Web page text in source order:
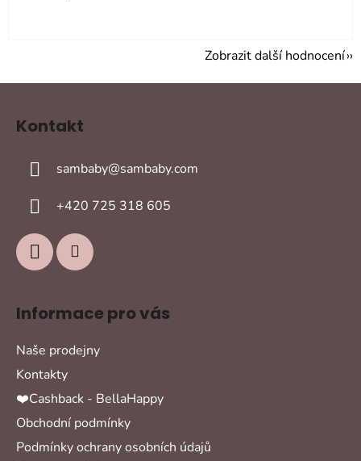
Zobrazit další hodnocení
Z
Kontakt
sambaby@sambaby.com
+420 725 318 605
Informace pro vás
Naše prodejny
Kontakty
❤️Cashback - BellaHappy
Obchodní podmínky
Podmínky ochrany osobních údajů